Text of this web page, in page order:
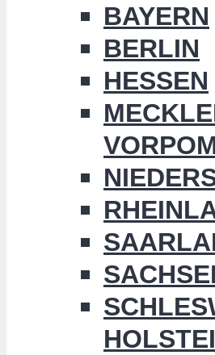
BAYERN
BERLIN
HESSEN